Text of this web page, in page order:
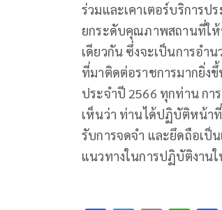
ร่วมและเคาเตอร์บริการ
ยกระดับคุณภาพสถานที่ให้
เดียวกัน ซึ่งจะเป็นการอำ
ที่มาติดต่อราชการมากยิ่ง
ประจำปี 2566 ทุกท่าน กา
เห็นว่า ท่านได้ปฏิบัติหน้าที่
รับการจดจำ และยึดถือเ
แนวทางในการปฏิบัติงาน